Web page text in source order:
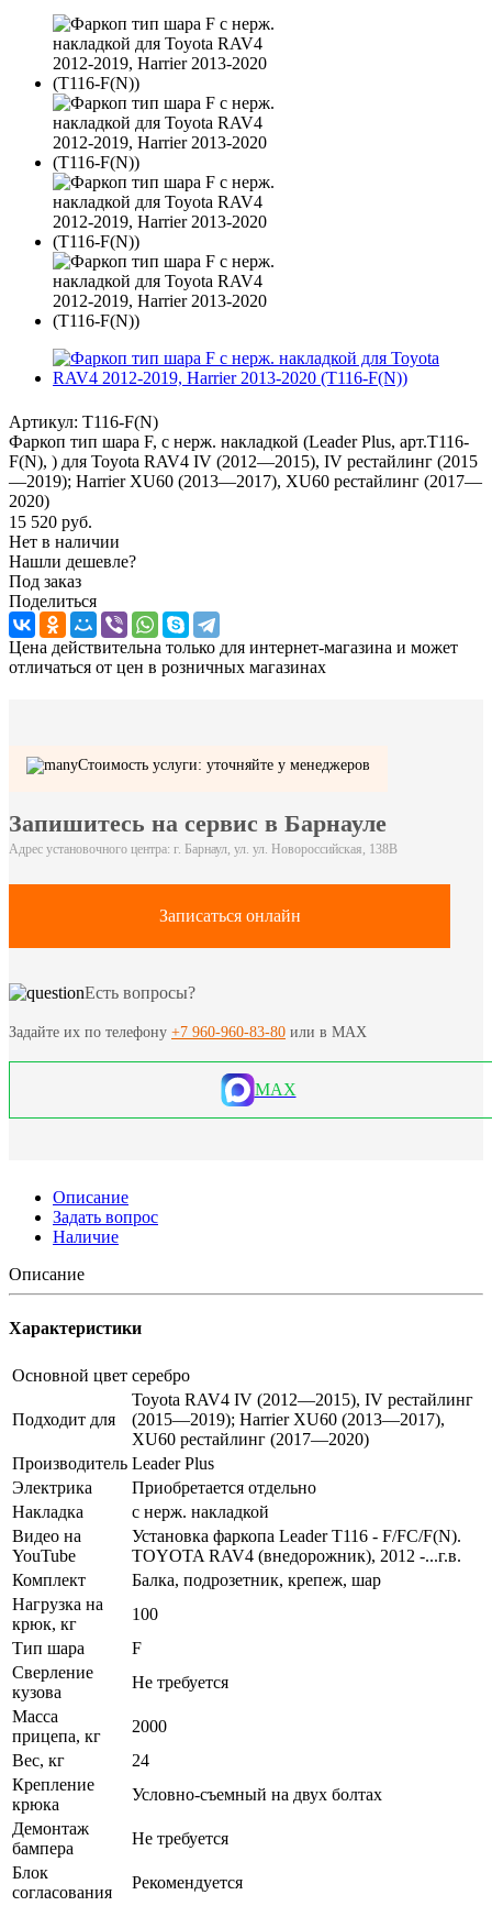
Артикул: T116-F(N)
Фаркоп тип шара F, с нерж. накладкой (Leader Plus, арт.T116-
F(N), ) для Toyota RAV4 IV (2012—2015), IV рестайлинг (2015
—2019); Harrier XU60 (2013—2017), XU60 рестайлинг (2017—
2020)
15 520 руб.
Нет в наличии
Нашли дешевле?
Под заказ
Поделиться
Цена действительна только для интернет-магазина и может
отличаться от цен в розничных магазинах
Стоимость услуги: уточняйте у менеджеров
Запишитесь на сервис в Барнауле
Адрес установочного центра: г. Барнаул, ул. ул. Новороссийская, 138В
Записаться онлайн
Есть вопросы?
Задайте их по телефону +7 960-960-83-80 или в MAX
MAX
Описание
Задать вопрос
Наличие
Описание
Характеристики
Основной цвет серебро
Подходит для
Toyota RAV4 IV (2012—2015), IV рестайлинг
(2015—2019); Harrier XU60 (2013—2017),
XU60 рестайлинг (2017—2020)
Производитель Leader Plus
Электрика
Приобретается отдельно
Накладка
с нерж. накладкой
Видео на
YouTube
Установка фаркопа Leader T116 - F/FC/F(N).
TOYOTA RAV4 (внедорожник), 2012 -...г.в.
Комплект
Балка, подрозетник, крепеж, шар
Нагрузка на
крюк, кг
100
Тип шара
F
Сверление
кузова
Не требуется
Масса
прицепа, кг
2000
Вес, кг
24
Крепление
крюка
Условно-съемный на двух болтах
Демонтаж
бампера
Не требуется
Блок
согласования
Рекомендуется